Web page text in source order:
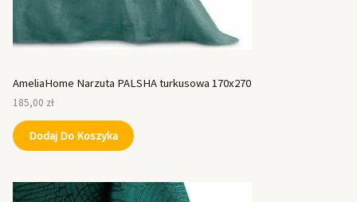
AmeliaHome Narzuta PALSHA turkusowa 170x270
185,00 zł
Dodaj Do Koszyka